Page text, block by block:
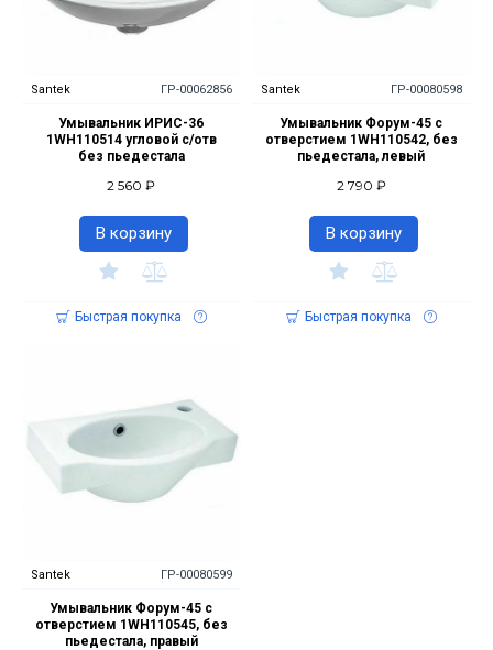
Santek ГР-00062856
Умывальник ИРИС-36
1WH110514 угловой с/отв
без пьедестала
2 560 ₽
В корзину
Быстрая покупка
Santek ГР-00080598
Умывальник Форум-45 с
отверстием 1WH110542, без
пьедестала, левый
2 790 ₽
В корзину
Быстрая покупка
Santek ГР-00080599
Умывальник Форум-45 с
отверстием 1WH110545, без
пьедестала, правый